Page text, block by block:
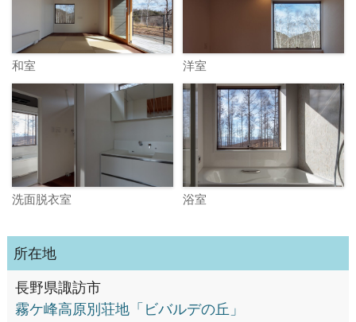
和室 洋室
洗面脱衣室 浴室
所在地
長野県諏訪市
霧ケ峰高原別荘地「ビバルデの丘」